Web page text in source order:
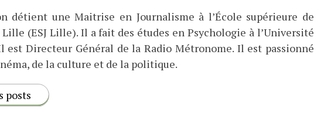
détient une Maitrise en Journalisme à l’École supérieure de
(ESJ Lille). Il a fait des études en Psychologie à l’Université
est Directeur Général de la Radio Métronome. Il est passionné
de la culture et de la politique.
posts